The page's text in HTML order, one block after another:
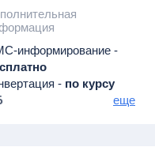
информирование -
- по курсу
еще